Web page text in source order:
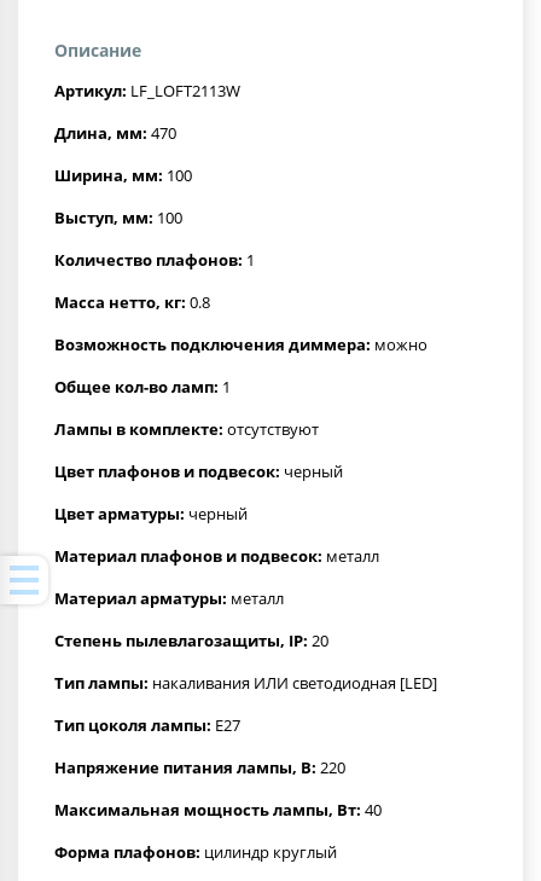
Описание
Артикул: LF_LOFT2113W
Длина, мм: 470
Ширина, мм: 100
Выступ, мм: 100
Количество плафонов: 1
Масса нетто, кг: 0.8
Возможность подключения диммера: можно
Общее кол-во ламп: 1
Лампы в комплекте: отсутствуют
Цвет плафонов и подвесок: черный
Цвет арматуры: черный
Материал плафонов и подвесок: металл
Материал арматуры: металл
Степень пылевлагозащиты, IP: 20
Тип лампы: накаливания ИЛИ светодиодная [LED]
Тип цоколя лампы: E27
Напряжение питания лампы, В: 220
Максимальная мощность лампы, Вт: 40
Форма плафонов: цилиндр круглый